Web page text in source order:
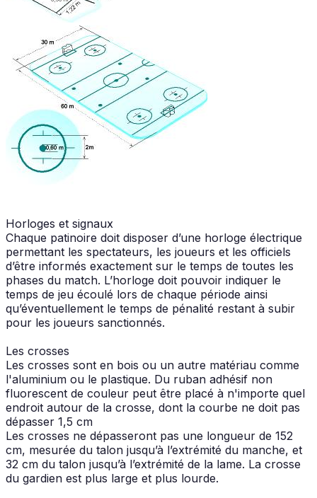
Horloges et signaux
Chaque patinoire doit disposer d’une horloge électrique
permettant les spectateurs, les joueurs et les officiels
d’être informés exactement sur le temps de toutes les
phases du match. L’horloge doit pouvoir indiquer le
temps de jeu écoulé lors de chaque période ainsi
qu’éventuellement le temps de pénalité restant à subir
pour les joueurs sanctionnés.
Les crosses
Les crosses sont en bois ou un autre matériau comme
l'aluminium ou le plastique. Du ruban adhésif non
fluorescent de couleur peut être placé à n'importe quel
endroit autour de la crosse, dont la courbe ne doit pas
dépasser 1,5 cm
Les crosses ne dépasseront pas une longueur de 152
cm, mesurée du talon jusqu’à l’extrémité du manche, et
32 cm du talon jusqu’à l’extrémité de la lame. La crosse
du gardien est plus large et plus lourde.